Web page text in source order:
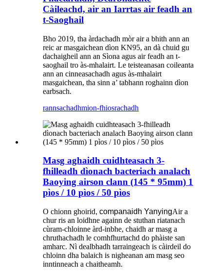
Càileachd, air an Iarrtas air feadh an
t-Saoghail
Bho 2019, tha àrdachadh mòr air a bhith ann an
reic ar masgaichean dìon KN95, an dà chuid gu
dachaigheil ann an Sìona agus air feadh an t-
saoghail tro às-mhalairt. Le teisteanasan coileanta
ann an cinneasachadh agus às-mhalairt
masgaichean, tha sinn a’ tabhann roghainn dìon
earbsach.
rannsachadhmion-fhiosrachadh
Masg aghaidh cuidhteasach 3-
fhilleadh dìonach bacteriach analach
Baoying airson clann (145 * 95mm) 1
pìos / 10 pìos / 50 pìos
O chionn ghoirid, companaidh YanyingAir a
chur ris an loidhne againn de stuthan riatanach
cùram-chloinne àrd-inbhe, chaidh ar masg a
chruthachadh le comhfhurtachd do phàiste san
amharc. Nì dealbhadh tarraingeach is càirdeil do
chloinn dha balaich is nigheanan am masg seo
inntinneach a chaitheamh.